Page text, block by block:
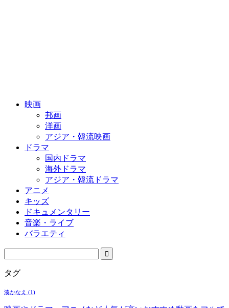
映画
邦画
洋画
アジア・韓流映画
ドラマ
国内ドラマ
海外ドラマ
アジア・韓流ドラマ
アニメ
キッズ
ドキュメンタリー
音楽・ライブ
バラエティ
タグ
湊かなえ (1)